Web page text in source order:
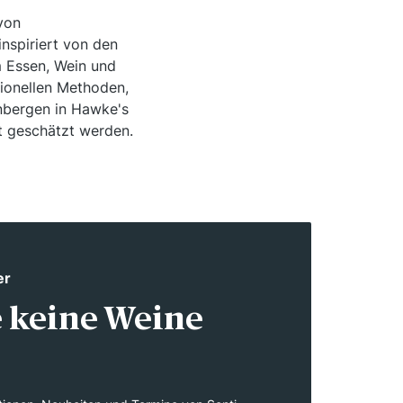
von den
Wein und
Methoden,
in Hawke's
geschätzt werden.
keine Weine